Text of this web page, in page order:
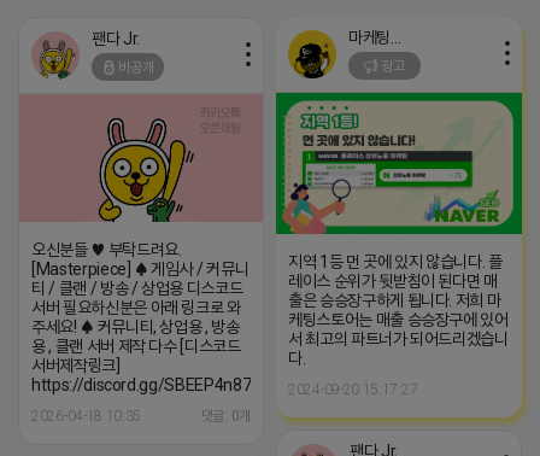
팬다 Jr.
비공개
오신분들 ♥ 부탁드려요.
[Masterpiece] ♠ 게임사 / 커뮤니
티 / 클랜 / 방송 / 상업용 디스코드
서버 필요하신분은 아래 링크로 와
주세요! ♠ 커뮤니티, 상업용 , 방송
용 , 클랜 서버 제작 다수 [디스코드
서버제작링크]
https://discord.gg/SBEEP4n87z
2026-04-18 10:35 댓글: 0개
광고
지역 1등 먼 곳에 있지 않습니다. 플
레이스 순위가 뒷받침이 된다면 매
출은 승승장구하게 됩니다. 저희 마
케팅스토어는 매출 승승장구에 있어
서 최고의 파트너가 되어드리겠습니
다.
2024-09-20 15:17:27
팬다 Jr.